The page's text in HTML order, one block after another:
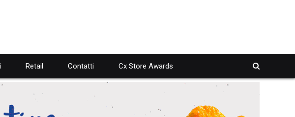
Retail Contatti Cx Store Awards